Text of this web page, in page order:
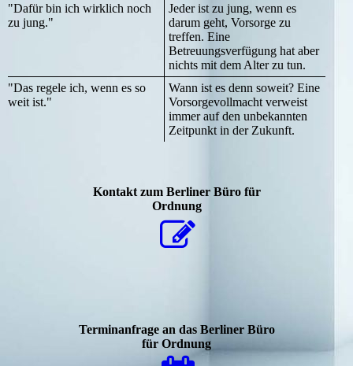
"Dafür bin ich wirklich noch
zu jung."
Jeder ist zu jung, wenn es
darum geht, Vorsorge zu
treffen. Eine
Betreuungsverfügung hat aber
nichts mit dem Alter zu tun.
"Das regele ich, wenn es so
weit ist."
Wann ist es denn soweit? Eine
Vorsorgevollmacht verweist
immer auf den unbekannten
Zeitpunkt in der Zukunft.
Kontakt zum Berliner Büro für
Ordnung
Terminanfrage an das Berliner Büro
für Ordnung